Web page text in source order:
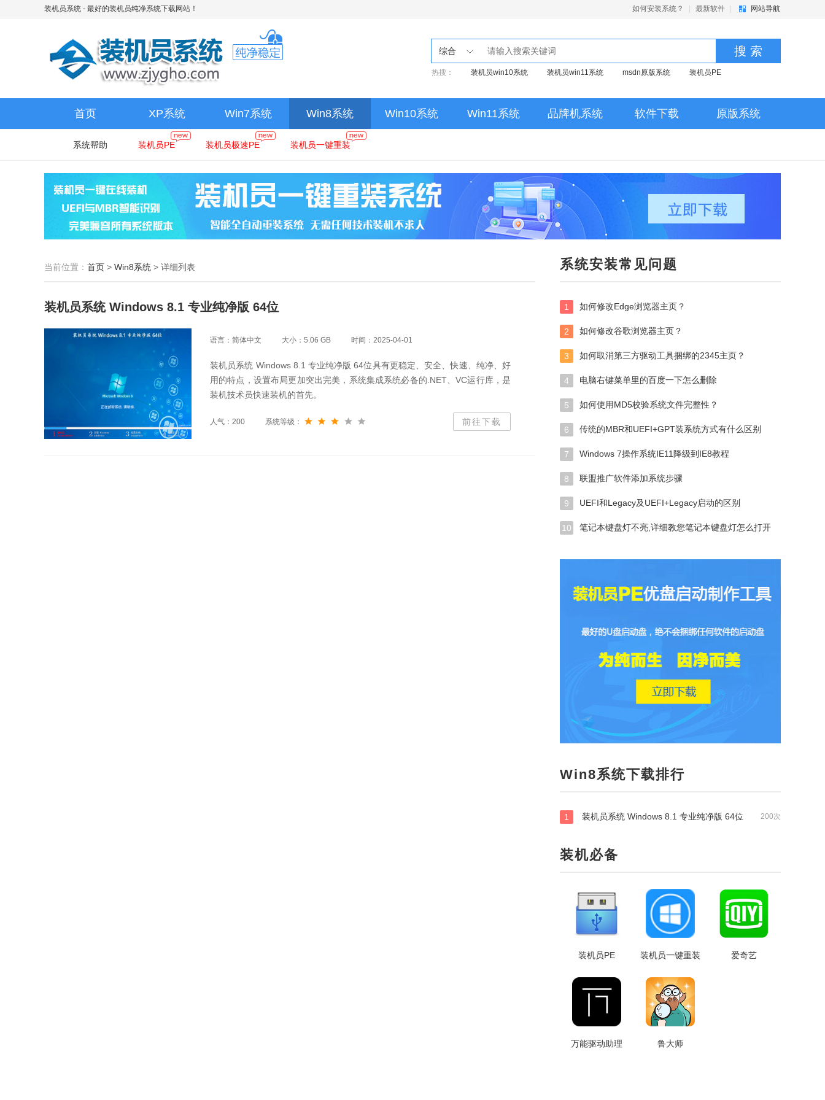
装机员系统 - 最好的装机员纯净系统下载网站！ 如何安装系统？ 最新软件 网站导航
综合 搜 索
热搜： 装机员win10系统 装机员win11系统 msdn原版系统 装机员PE
首页 XP系统 Win7系统 Win8系统 Win10系统 Win11系统 品牌机系统 软件下载 原版系统
系统帮助 装机员PE 装机员极速PE 装机员一键重装
当前位置： 首页 > Win8系统 > 详细列表
装机员系统 Windows 8.1 专业纯净版 64位
语言：简体中文 大小：5.06 GB 时间：2025-04-01
装机员系统 Windows 8.1 专业纯净版 64位具有更稳定、安全、快速、纯净、好
用的特点，设置布局更加突出完美，系统集成系统必备的.NET、VC运行库，是
装机技术员快速装机的首先。
前往下载
人气：200 系统等级：
系统安装常见问题
1 如何修改Edge浏览器主页？
2 如何修改谷歌浏览器主页？
3 如何取消第三方驱动工具捆绑的2345主页？
4 电脑右键菜单里的百度一下怎么删除
5 如何使用MD5校验系统文件完整性？
6 传统的MBR和UEFI+GPT装系统方式有什么区别
7 Windows 7操作系统IE11降级到IE8教程
8 联盟推广软件添加系统步骤
9 UEFI和Legacy及UEFI+Legacy启动的区别
10 笔记本键盘灯不亮,详细教您笔记本键盘灯怎么打开
Win8系统下载排行
200次
1 装机员系统 Windows 8.1 专业纯净版 64位
装机必备
装机员PE 装机员一键重装 爱奇艺
万能驱动助理 鲁大师